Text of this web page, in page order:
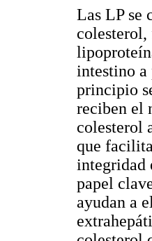
Las LP se
intestino
principio
reciben el
colesterol
que
integridad
papel
ayudan a